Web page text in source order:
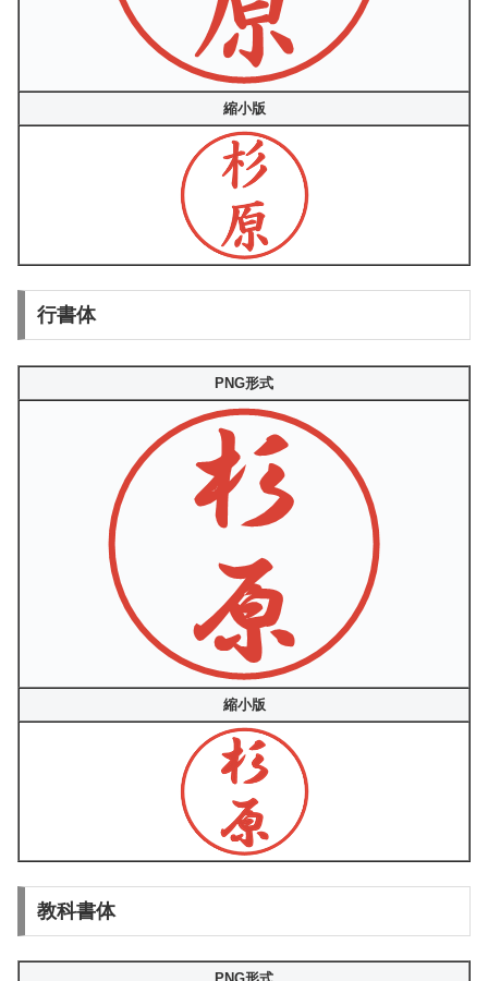
縮小版
行書体
PNG形式
縮小版
教科書体